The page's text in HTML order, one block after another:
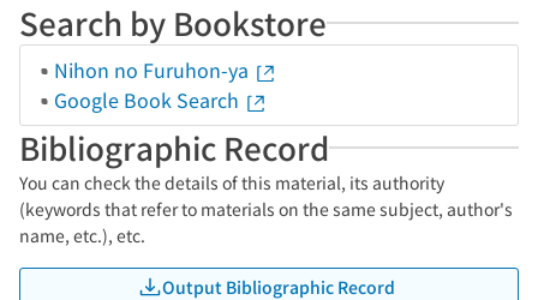
Search by Bookstore
Nihon no Furuhon-ya
Google Book Search
Bibliographic Record
You can check the details of this material, its authority
(keywords that refer to materials on the same subject, author's
name, etc.), etc.
Output Bibliographic Record